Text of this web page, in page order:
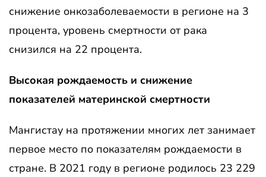
снижение онкозаболеваемости в регионе на 3
процента, уровень смертности от рака
снизился на 22 процента.
Высокая рождаемость и снижение
показателей материнской смертности
Мангистау на протяжении многих лет занимает
первое место по показателям рождаемости в
стране. В 2021 году в регионе родилось 23 229